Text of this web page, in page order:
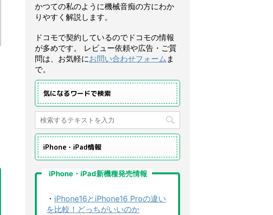
かつての私のように機械音痴の方にわか
りやすく解説します。
ドコモで契約しているのでドコモの情報
が多めです。 レビュー依頼や広告・ご質
問は、お気軽にお問い合わせフォーム ま
で。
気になるワードで検索
iPhone・iPad情報
iPhone・iPad新機種発売情報
・ iPhone16とiPhone16 Proの違い
を比較！どっちがいいのか